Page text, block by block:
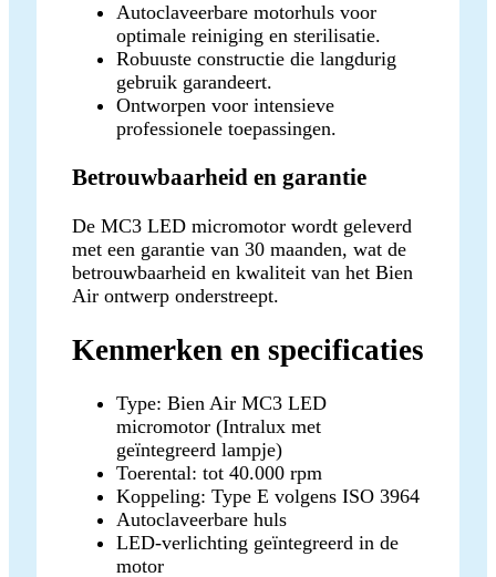
Autoclaveerbare motorhuls voor
optimale reiniging en sterilisatie.
Robuuste constructie die langdurig
gebruik garandeert.
Ontworpen voor intensieve
professionele toepassingen.
Betrouwbaarheid en garantie
De MC3 LED micromotor wordt geleverd
met een garantie van 30 maanden, wat de
betrouwbaarheid en kwaliteit van het Bien
Air ontwerp onderstreept.
Kenmerken en specificaties
Type: Bien Air MC3 LED
micromotor (Intralux met
geïntegreerd lampje)
Toerental: tot 40.000 rpm
Koppeling: Type E volgens ISO 3964
Autoclaveerbare huls
LED-verlichting geïntegreerd in de
motor